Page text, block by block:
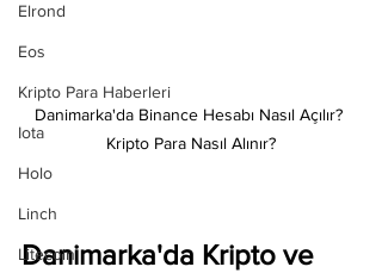
Elrond
Eos
Kripto Para Haberleri
Iota
Holo
Linch
Litecoin
Danimarka'da Binance Hesabı Nasıl Açılır?
Kripto Para Nasıl Alınır?
Danimarka'da Kripto ve